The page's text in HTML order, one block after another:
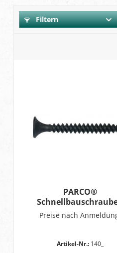
Filtern
PARCO®
mit Feingewinde -
140
Preise nach
Artikel-Nr.:140_